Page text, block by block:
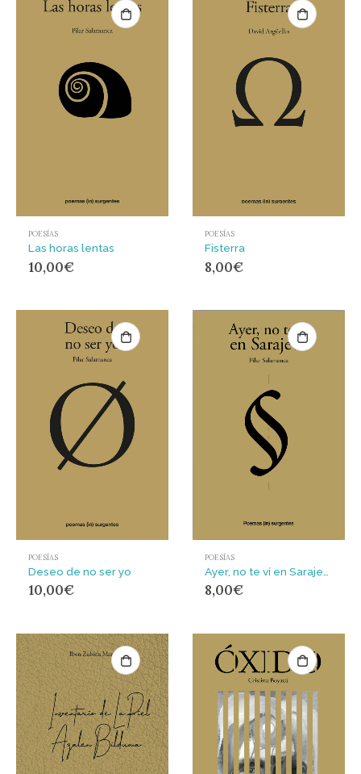
POESÍAS
Las horas lentas
10,00€
POESÍAS
Fisterra
8,00€
POESÍAS
Deseo de no ser yo
10,00€
POESÍAS
8,00€